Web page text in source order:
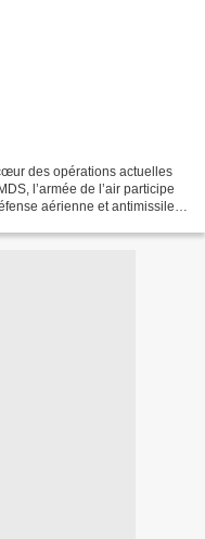
des opérations actuelles
l’armée de l’air participe
aérienne et antimissile e